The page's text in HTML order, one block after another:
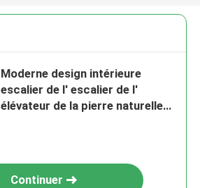
Moderne design intérieure
escalier de l' escalier de l'
élévateur de la pierre naturelle
Continuer